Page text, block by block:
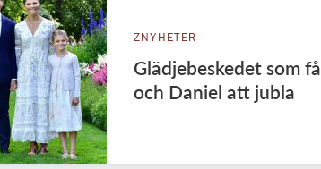
ZNYHETER
Glädjebeskedet som
och Daniel att jubla